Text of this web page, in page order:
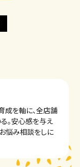
成を軸に、全店舗
。安心感を与え
悩み相談をしに